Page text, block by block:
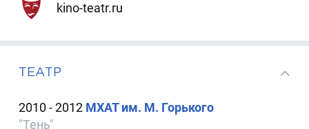
kino-teatr.ru
ТЕАТР
2010 - 2012 МХАТ им. М. Горького
"Тень"